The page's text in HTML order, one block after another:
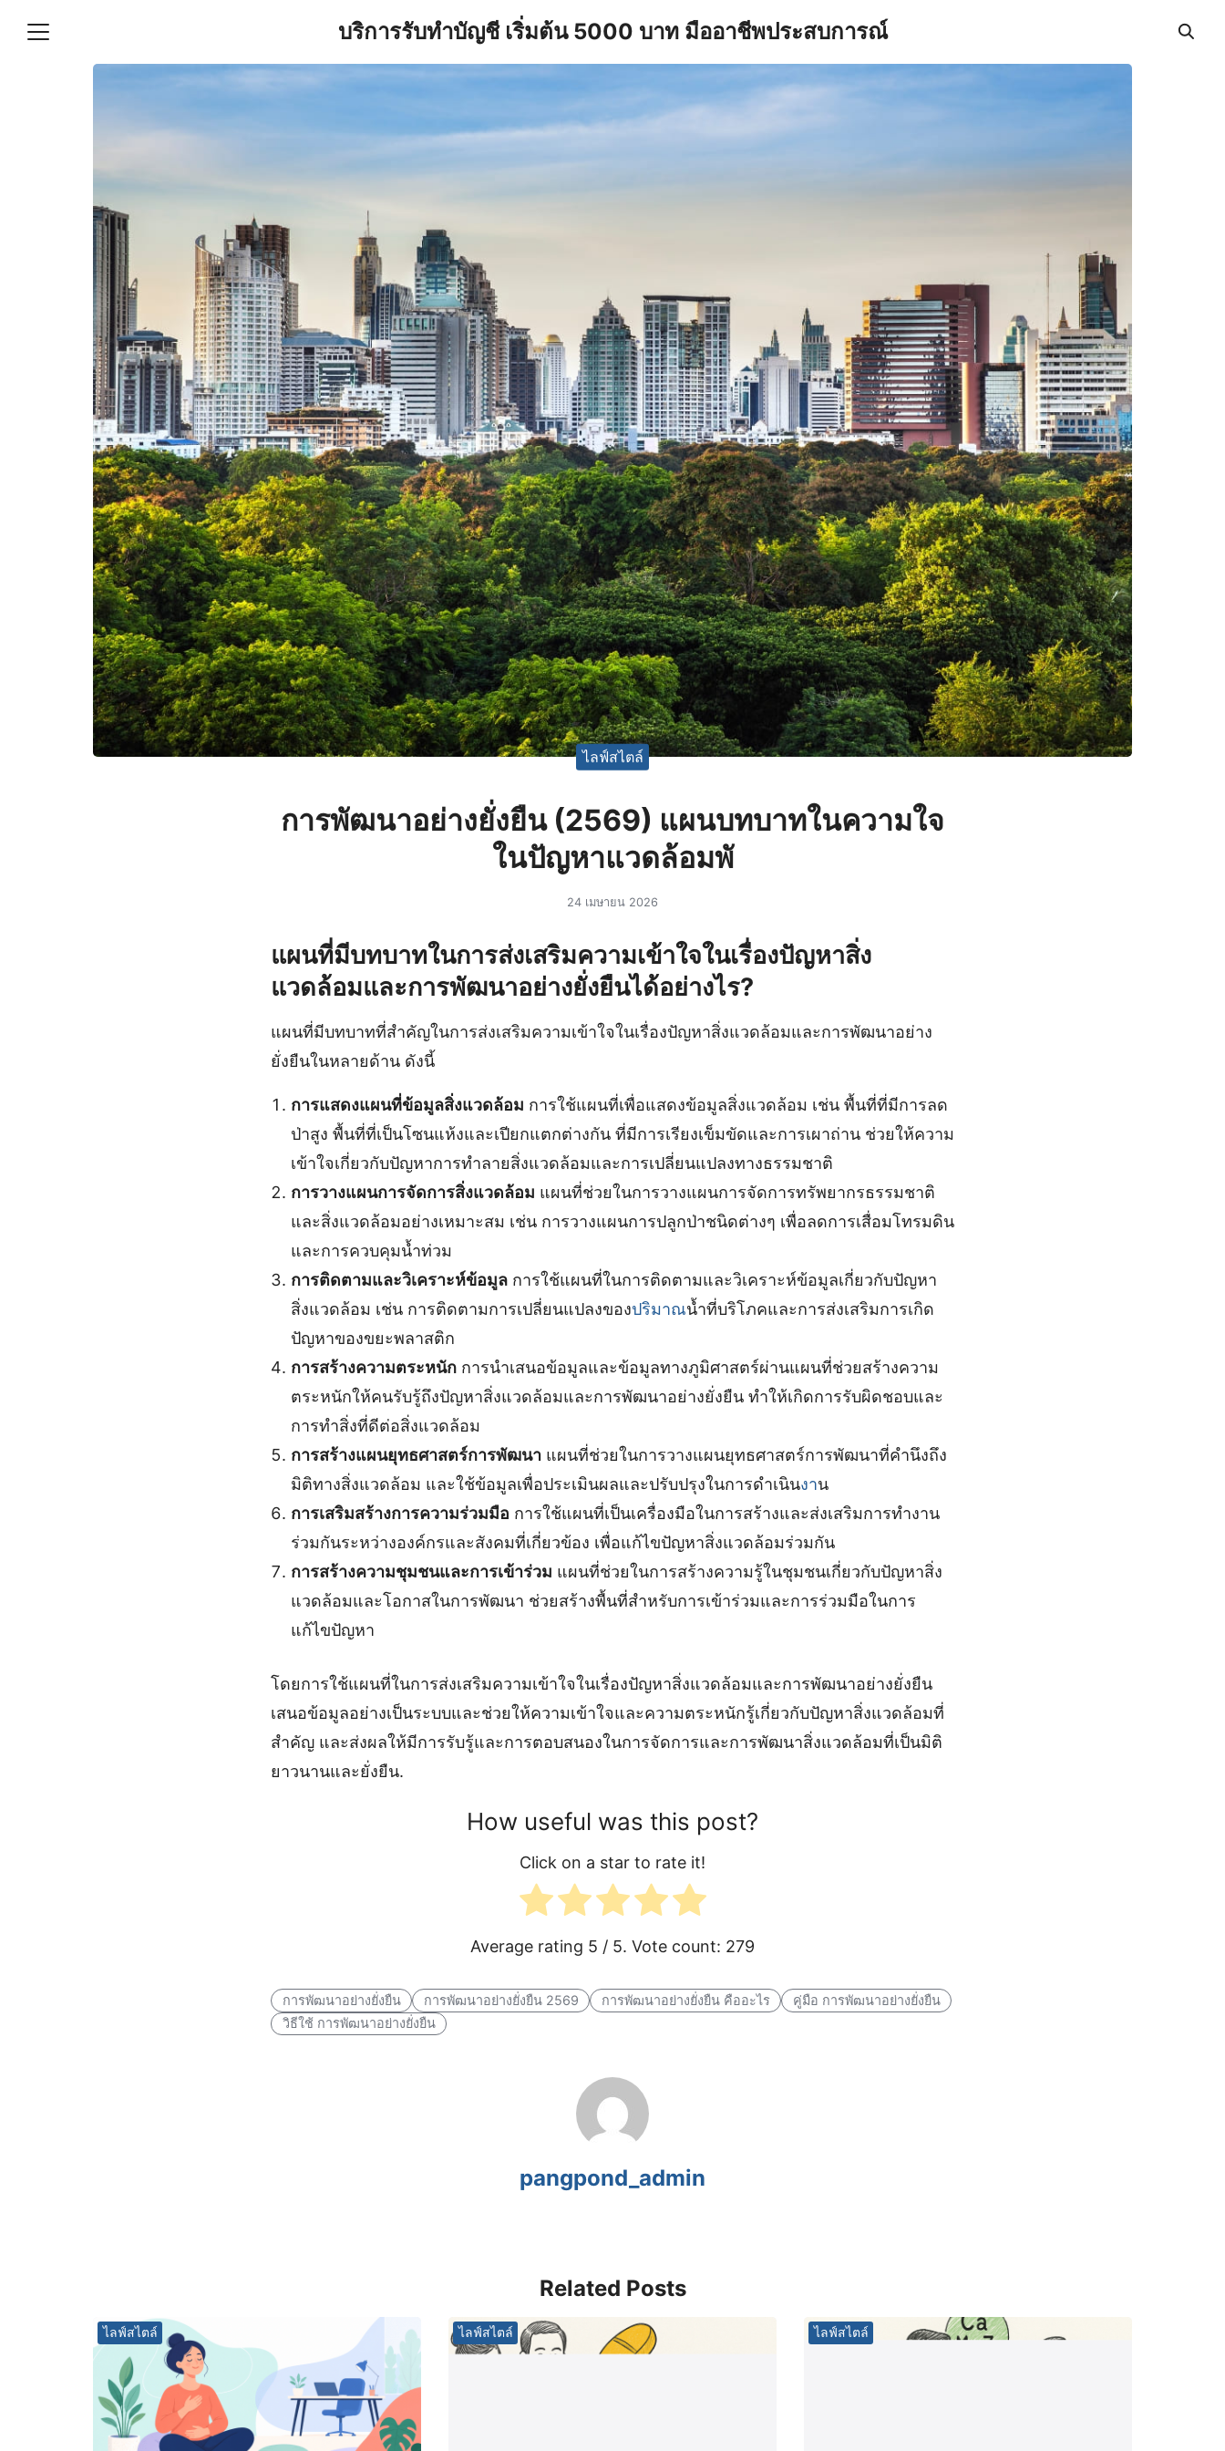
บริการรับทำบัญชี เริ่มต้น 5000 บาท มืออาชีพประสบการณ์
Search
ไลฟ์สไตล์
การพัฒนาอย่างยั่งยืน (2569) แผนบทบาทในความใจ
ในปัญหาแวดล้อมพั
24 เมษายน 2026
แผนที่มีบทบาทในการส่งเสริมความเข้าใจในเรื่องปัญหาสิ่ง
แวดล้อมและการพัฒนาอย่างยั่งยืนได้อย่างไร?
แผนที่มีบทบาทที่สำคัญในการส่งเสริมความเข้าใจในเรื่องปัญหาสิ่งแวดล้อมและการพัฒนาอย่าง
ยั่งยืนในหลายด้าน ดังนี้
การแสดงแผนที่ข้อมูลสิ่งแวดล้อม การใช้แผนที่เพื่อแสดงข้อมูลสิ่งแวดล้อม เช่น พื้นที่ที่มีการลด
ป่าสูง พื้นที่ที่เป็นโซนแห้งและเปียกแตกต่างกัน ที่มีการเรียงเข็มขัดและการเผาถ่าน ช่วยให้ความ
เข้าใจเกี่ยวกับปัญหาการทำลายสิ่งแวดล้อมและการเปลี่ยนแปลงทางธรรมชาติ
การวางแผนการจัดการสิ่งแวดล้อม แผนที่ช่วยในการวางแผนการจัดการทรัพยากรธรรมชาติ
และสิ่งแวดล้อมอย่างเหมาะสม เช่น การวางแผนการปลูกป่าชนิดต่างๆ เพื่อลดการเสื่อมโทรมดิน
และการควบคุมน้ำท่วม
การติดตามและวิเคราะห์ข้อมูลการใช้แผนที่ในการติดตามและวิเคราะห์ข้อมูลเกี่ยวกับปัญหา
สิ่งแวดล้อม เช่น การติดตามการเปลี่ยนแปลงของปริมาณน้ำที่บริโภคและการส่งเสริมการเกิด
ปัญหาของขยะพลาสติก
การสร้างความตระหนักการนำเสนอข้อมูลและข้อมูลทางภูมิศาสตร์ผ่านแผนที่ช่วยสร้างความ
ตระหนักให้คนรับรู้ถึงปัญหาสิ่งแวดล้อมและการพัฒนาอย่างยั่งยืน ทำให้เกิดการรับผิดชอบและ
การทำสิ่งที่ดีต่อสิ่งแวดล้อม
การสร้างแผนยุทธศาสตร์การพัฒนาแผนที่ช่วยในการวางแผนยุทธศาสตร์การพัฒนาที่คำนึงถึง
มิติทางสิ่งแวดล้อม และใช้ข้อมูลเพื่อประเมินผลและปรับปรุงในการดำเนินงาน
การเสริมสร้างการความร่วมมือ การใช้แผนที่เป็นเครื่องมือในการสร้างและส่งเสริมการทำงาน
ร่วมกันระหว่างองค์กรและสังคมที่เกี่ยวข้อง เพื่อแก้ไขปัญหาสิ่งแวดล้อมร่วมกัน
การสร้างความชุมชนและการเข้าร่วม แผนที่ช่วยในการสร้างความรู้ในชุมชนเกี่ยวกับปัญหาสิ่ง
แวดล้อมและโอกาสในการพัฒนา ช่วยสร้างพื้นที่สำหรับการเข้าร่วมและการร่วมมือในการ
แก้ไขปัญหา
โดยการใช้แผนที่ในการส่งเสริมความเข้าใจในเรื่องปัญหาสิ่งแวดล้อมและการพัฒนาอย่างยั่งยืน
เสนอข้อมูลอย่างเป็นระบบและช่วยให้ความเข้าใจและความตระหนักรู้เกี่ยวกับปัญหาสิ่งแวดล้อมที่
สำคัญ และส่งผลให้มีการรับรู้และการตอบสนองในการจัดการและการพัฒนาสิ่งแวดล้อมที่เป็นมิติ
ยาวนานและยั่งยืน.
How useful was this post?
Click on a star to rate it!
Average rating 5 / 5. Vote count: 279
การพัฒนาอย่างยั่งยืน การพัฒนาอย่างยั่งยืน 2569 การพัฒนาอย่างยั่งยืน คืออะไร
คู่มือ การพัฒนาอย่างยั่งยืน
วิธีใช้ การพัฒนาอย่างยั่งยืน
pangpond_admin
Related Posts
ไลฟ์สไตล์ ไลฟ์สไตล์ ไลฟ์สไตล์